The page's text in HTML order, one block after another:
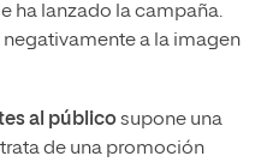
ha lanzado la campaña.
a la imagen
al públicosupone una
de una promoción